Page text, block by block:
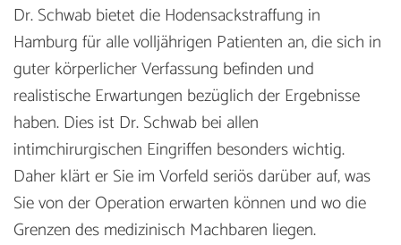
Dr. Schwab bietet die Hodensackstraffung in
Hamburg für alle volljährigen Patienten an, die sich in
guter körperlicher Verfassung befinden und
realistische Erwartungen bezüglich der Ergebnisse
haben. Dies ist Dr. Schwab bei allen
intimchirurgischen Eingriffen besonders wichtig.
Daher klärt er Sie im Vorfeld seriös darüber auf, was
Sie von der Operation erwarten können und wo die
Grenzen des medizinisch Machbaren liegen.